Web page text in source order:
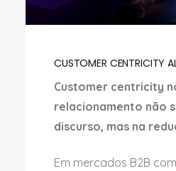
CUSTOMER CENTRICITY
Customer centricity
relacionamento não
discurso, mas na
Em mercados B2B